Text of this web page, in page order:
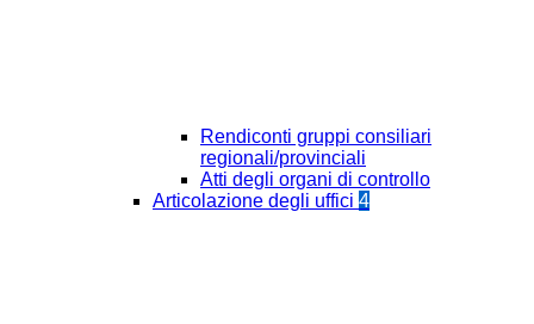
Rendiconti gruppi consiliari
regionali/provinciali
Atti degli organi di controllo
Articolazione degli uffici 4